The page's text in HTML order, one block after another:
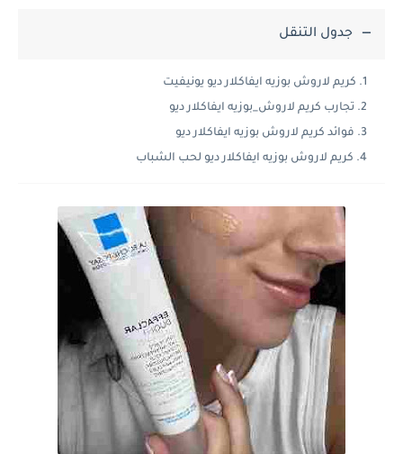
جدول التنقل
كريم لاروش بوزيه ايفاكلار ديو يونيفيت
تجارب كريم لاروش_بوزيه ايفاكلار ديو
فوائد كريم لاروش بوزيه ايفاكلار ديو
كريم لاروش بوزيه ايفاكلار ديو لحب الشباب